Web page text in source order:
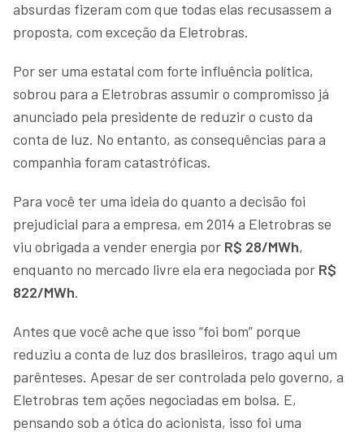
absurdas fizeram com que todas elas recusassem a
proposta, com exceção da Eletrobras.
Por ser uma estatal com forte influência política,
sobrou para a Eletrobras assumir o compromisso já
anunciado pela presidente de reduzir o custo da
conta de luz. No entanto, as consequências para a
companhia foram catastróficas.
Para você ter uma ideia do quanto a decisão foi
prejudicial para a empresa, em 2014 a Eletrobras se
viu obrigada a vender energia por R$ 28/MWh,
enquanto no mercado livre ela era negociada por R$
822/MWh.
Antes que você ache que isso “foi bom” porque
reduziu a conta de luz dos brasileiros, trago aqui um
parênteses. Apesar de ser controlada pelo governo, a
Eletrobras tem ações negociadas em bolsa. E,
pensando sob a ótica do acionista, isso foi uma